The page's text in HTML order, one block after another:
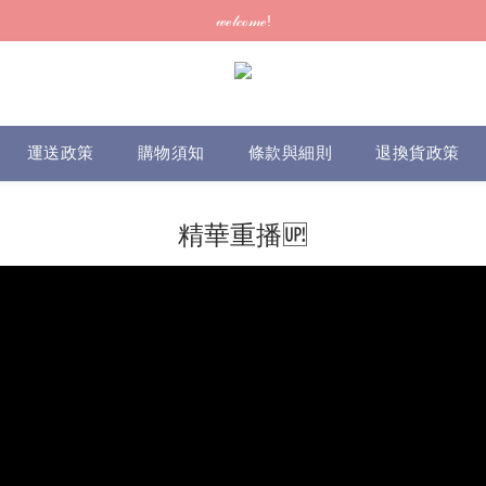
訂單可供取貨/發貨後會發出電郵通知，請填妥正確資料 (*通知以電郵為
𝓌ℯ𝓁𝒸ℴ𝓂ℯ!
訂單可供取貨/發貨後會發出電郵通知，請填妥正確資料 (*通知以電郵為
運送政策 購物須知 條款與細則 退換貨政策
精華重播🆙